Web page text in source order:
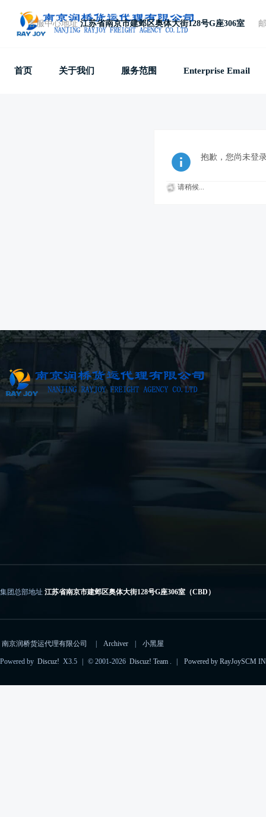
客服中心地址 江苏省南京市建邺区奥体大街128号G座306室
首页 关于我们 服务范围 Enterprise Email
抱歉，您尚未登
请稍候...
集团总部地址 江苏省南京市建邺区奥体大街128号G座306室（CBD）
电子邮箱 importcs@rayjoyscm.com（进口）、exportcs@rayjoyscm.com（出口）
南京润桥货运代理有限公司 Archiver 小黑屋
Powered by Discuz! X3.5 © 2001-2026 Discuz! Team . Powered by RayJoySCM